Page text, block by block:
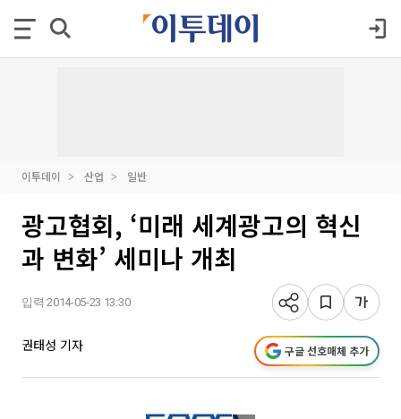
이투데이 산업 일반
광고협회, ‘미래 세계광고의 혁신
과 변화’ 세미나 개최
입력 2014-05-23 13:30
권태성 기자 구글 선호매체 추가